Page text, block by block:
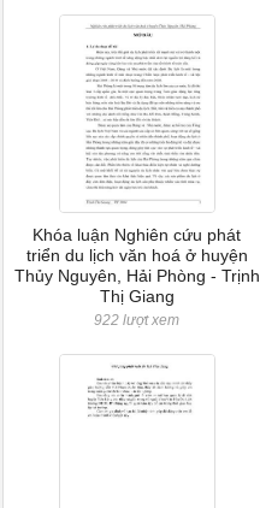
Khóa luận Nghiên cứu phát
triển du lịch văn hoá ở huyện
Thủy Nguyên, Hải Phòng - Trịnh
Thị Giang
922 lượt xem